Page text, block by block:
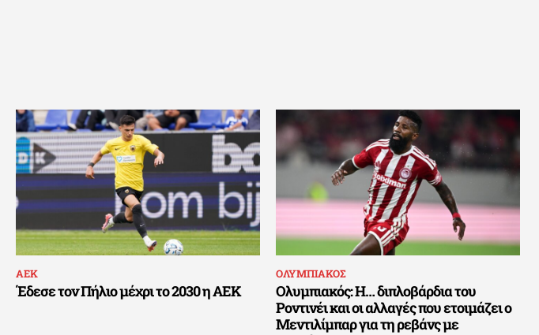
ΑΕΚ
Έδεσε τον Πήλιο μέχρι το 2030 η ΑΕΚ
ΟΛΥΜΠΙΑΚΟΣ
Ολυμπιακός: Η… διπλοβάρδια του
Ροντινέι και οι αλλαγές που ετοιμάζει ο
Μεντιλίμπαρ για τη ρεβάνς με